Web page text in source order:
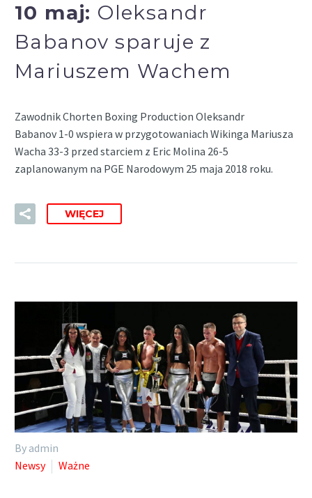
10 maj: Oleksandr
Babanov sparuje z
Mariuszem Wachem
Zawodnik Chorten Boxing Production Oleksandr
Babanov 1-0 wspiera w przygotowaniach Wikinga Mariusza
Wacha 33-3 przed starciem z Eric Molina 26-5
zaplanowanym na PGE Narodowym 25 maja 2018 roku.
WIĘCEJ
By admin
Newsy
Ważne